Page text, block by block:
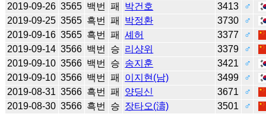
2019-09-26 3565 백번 패 박건호 3413
♂
2019-09-25 3565 흑번 패 박정환 3730
♂
2019-09-16 3565 흑번 패 셰허 3377
♂
2019-09-14 3566 백번 승 리샹위 3379
♂
2019-09-10 3566 백번 승 송지훈 3421
♂
2019-09-10 3566 백번 패 이지현(남) 3499
♂
2019-08-31 3566 흑번 패 양딩신 3671
♂
2019-08-30 3566 흑번 승 장타오(濤) 3501
♂